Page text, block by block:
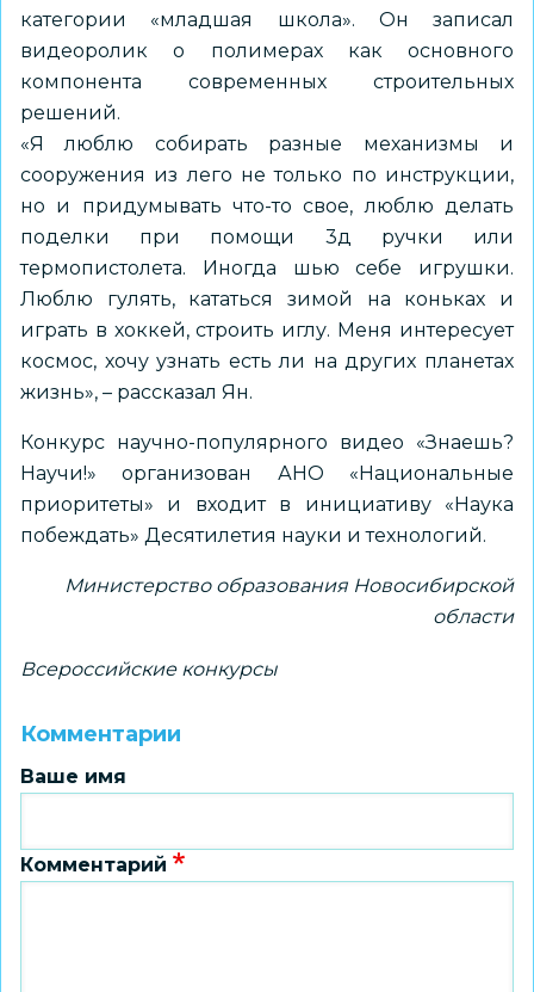
категории «младшая школа». Он записал
видеоролик о полимерах как основного
компонента современных строительных
решений.
«Я люблю собирать разные механизмы и
сооружения из лего не только по инструкции,
но и придумывать что-то свое, люблю делать
поделки при помощи 3д ручки или
термопистолета. Иногда шью себе игрушки.
Люблю гулять, кататься зимой на коньках и
играть в хоккей, строить иглу. Меня интересует
космос, хочу узнать есть ли на других планетах
жизнь», – рассказал Ян.
Конкурс научно-популярного видео «Знаешь?
Научи!» организован АНО «Национальные
приоритеты» и входит в инициативу «Наука
побеждать» Десятилетия науки и технологий.
Министерство образования Новосибирской
области
Всероссийские конкурсы
Комментарии
Ваше имя
Комментарий